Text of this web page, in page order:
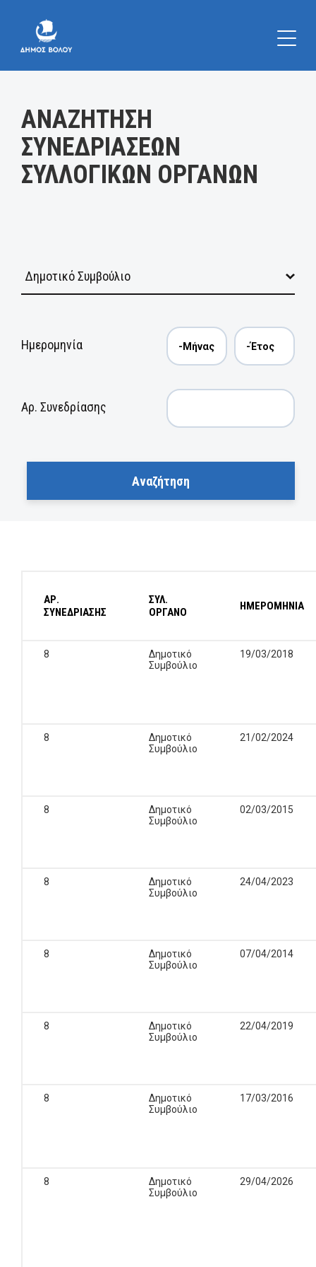
ΑΝΑΖΗΤΗΣΗ
ΣΥΝΕΔΡΙΑΣΕΩΝ
ΣΥΛΛΟΓΙΚΩΝ ΟΡΓΑΝΩΝ
Ημερομηνία
Αρ. Συνεδρίασης
ΑΡ.
ΣΥΝΕΔΡΙΑΣΗΣ
ΣΥΛ.
ΟΡΓΑΝΟ
ΗΜΕΡΟΜΗΝΙΑ
8
Δημοτικό
Συμβούλιο
19/03/2018
8
Δημοτικό
Συμβούλιο
21/02/2024
8
Δημοτικό
Συμβούλιο
02/03/2015
8
Δημοτικό
Συμβούλιο
24/04/2023
8
Δημοτικό
Συμβούλιο
07/04/2014
8
Δημοτικό
Συμβούλιο
22/04/2019
8
Δημοτικό
Συμβούλιο
17/03/2016
8
Δημοτικό
Συμβούλιο
29/04/2026